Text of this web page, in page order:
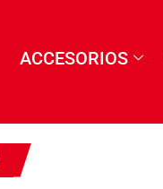
ACCESORIOS